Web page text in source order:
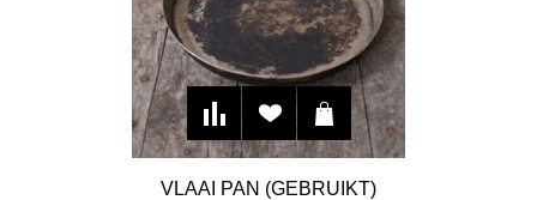
VLAAI PAN (GEBRUIKT)